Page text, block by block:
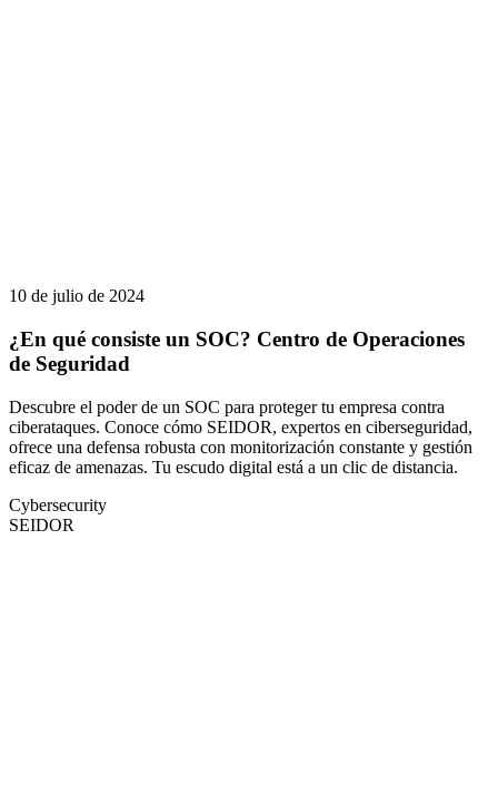
10 de julio de 2024
¿En qué consiste un SOC? Centro de Operaciones
de Seguridad
Descubre el poder de un SOC para proteger tu empresa contra
ciberataques. Conoce cómo SEIDOR, expertos en ciberseguridad,
ofrece una defensa robusta con monitorización constante y gestión
eficaz de amenazas. Tu escudo digital está a un clic de distancia.
Cybersecurity
SEIDOR